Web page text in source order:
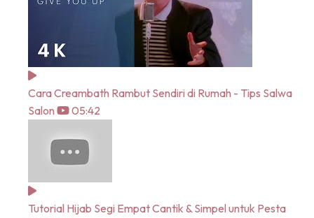
Cara Creambath Rambut Sendiri di Rumah - Tips Salwa
Salon
05:42
Tutorial Hijab Segi Empat Cantik & Simpel untuk Pesta